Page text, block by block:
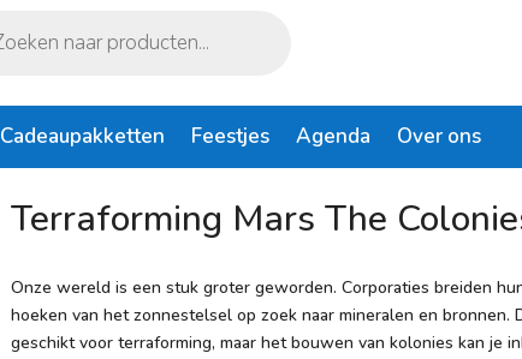
Cadeaupakketten Feestjes Agenda Over ons
Terraforming Mars The
Onze wereld is een stuk groter geworden. Corporaties breiden
hoeken van het zonnestelsel op zoek naar mineralen en bronnen.
geschikt voor terraforming, maar het bouwen van kolonies kan je